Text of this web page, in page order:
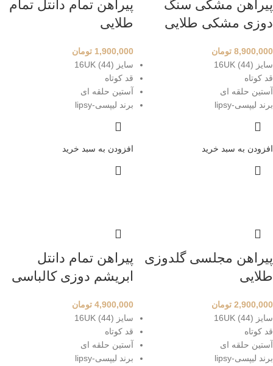
پیراهن مشکی سنگ
دوزی مشکی طلایی
8,900,000 تومان
سایز 16UK (44)
قد کوتاه
آستین حلقه ای
برند لیپسی-lipsy
افزودن به سبد خرید
پیراهن تمام دانتل تمام
طلایی
1,900,000 تومان
سایز 16UK (44)
قد کوتاه
آستین حلقه ای
برند لیپسی-lipsy
افزودن به سبد خرید
پیراهن مجلسی گلدوزی
طلایی
2,900,000 تومان
سایز 16UK (44)
قد کوتاه
آستین حلقه ای
برند لیپسی-lipsy
پیراهن تمام دانتل
ابریشم دوزی کالباسی
4,900,000 تومان
سایز 16UK (44)
قد کوتاه
آستین حلقه ای
برند لیپسی-lipsy